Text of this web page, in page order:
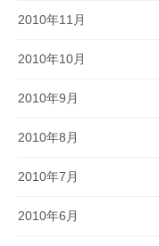
2010年11月
2010年10月
2010年9月
2010年8月
2010年7月
2010年6月